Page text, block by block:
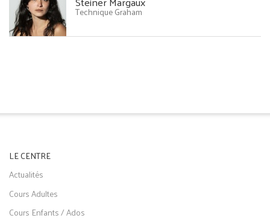
Technique Graham
LE CENTRE
Actualités
Cours Adultes
Cours Enfants / Ados